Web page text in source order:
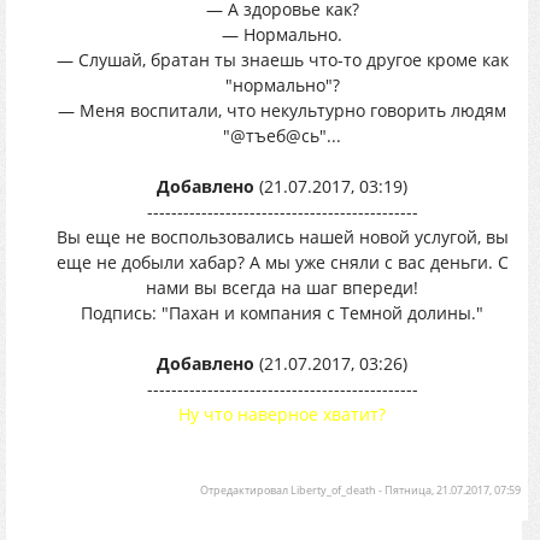
— А здоровье как?
— Нормально.
— Слушай, братан ты знаешь что-то другое кроме как
"нормально"?
— Меня воспитали, что некультурно говорить людям
"@тъеб@сь"...
Добавлено (21.07.2017, 03:19)
---------------------------------------------
Вы еще не воспользовались нашей новой услугой, вы
еще не добыли хабар? А мы уже сняли с вас деньги. С
нами вы всегда на шаг впереди!
Подпись: "Пахан и компания с Темной долины."
Добавлено (21.07.2017, 03:26)
---------------------------------------------
Ну что наверное хватит?
Отредактировал Liberty_of_death - Пятница, 21.07.2017, 07:59